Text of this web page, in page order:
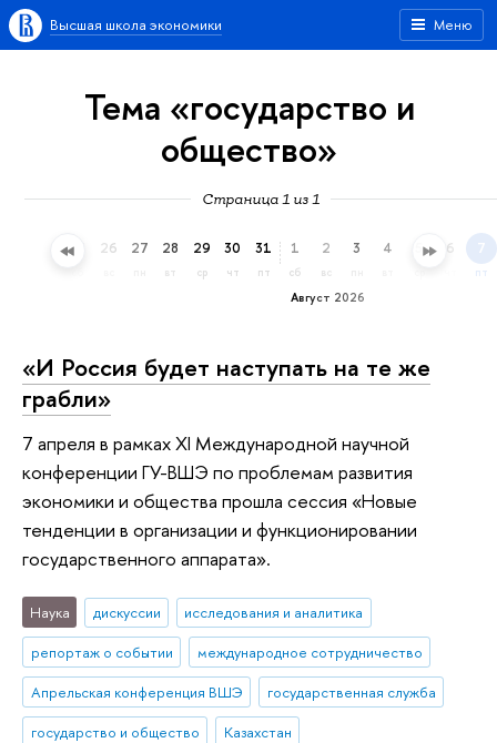
Меню
Высшая школа экономики
Тема «государство и
общество»
Страница 1 из 1
25 26 27 28
вт
29
ср
30
чт
31
пт
Август 2026
1
сб
2
вс
3 4 5 6 7
пт
«И Россия будет наступать на те же
грабли»
7 апреля в рамках XI Международной научной
конференции ГУ-ВШЭ по проблемам развития
экономики и общества прошла сессия «Новые
тенденции в организации и функционировании
государственного аппарата».
Наука дискуссии
исследования и аналитика
репортаж о событии
международное сотрудничество
Апрельская конференция ВШЭ
государственная служба
государство и общество
Казахстан